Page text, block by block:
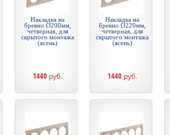
Накладка на
бревно Ø200мм,
четверная, для
скрытого монтажа
(ясень)
1440 руб.
Накладка на
бревно Ø220мм,
четверная, для
скрытого монтажа
(ясень)
1440 руб.